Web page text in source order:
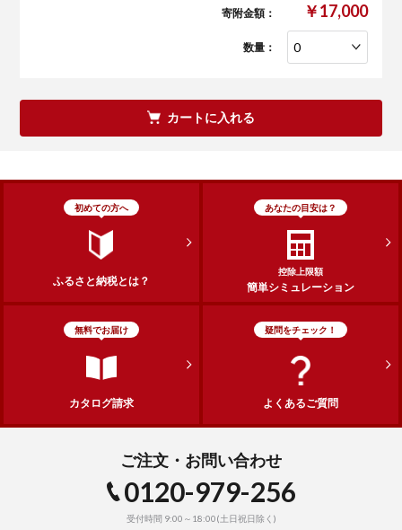
寄附金額： ￥17,000
数量：
カートに入れる
初めての方へ
ふるさと納税とは？
あなたの目安は？
控除上限額
簡単シミュレーション
無料でお届け
カタログ請求
疑問をチェック！
よくあるご質問
ご注文・お問い合わせ
0120-979-256
受付時間 9:00～18:00(土日祝日除く)